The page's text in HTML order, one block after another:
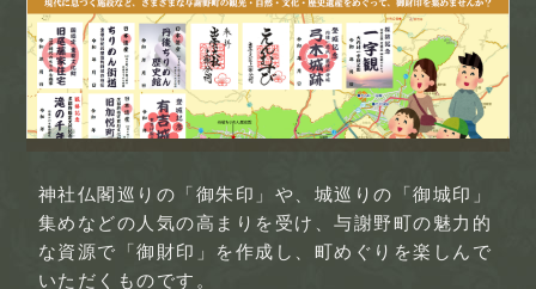
神社仏閣巡りの「御朱印」や、城巡りの「御城印」
集めなどの人気の高まりを受け、与謝野町の魅力的
な資源で「御財印」を作成し、町めぐりを楽しんで
いただくものです。